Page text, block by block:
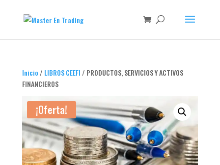
Inicio / LIBROS CEEFI / PRODUCTOS, SERVICIOS Y ACTIVOS
FINANCIEROS
¡Oferta!